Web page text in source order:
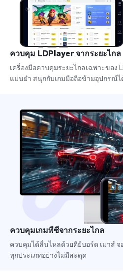
ควบคุม LDPlayer จากระยะไกล
เครื่องมือควบคุมระยะไกลเฉพาะของ
แม่นยำ สนุกกับเกมมือถือข้ามอุปกรณ์ไ
ควบคุมเกมพีซีจากระยะไกล
ควบคุมได้ลื่นไหลด้วยคีย์บอร์ด เมาส์ จ
ทุกประเภทอย่างไม่มีสะดุด